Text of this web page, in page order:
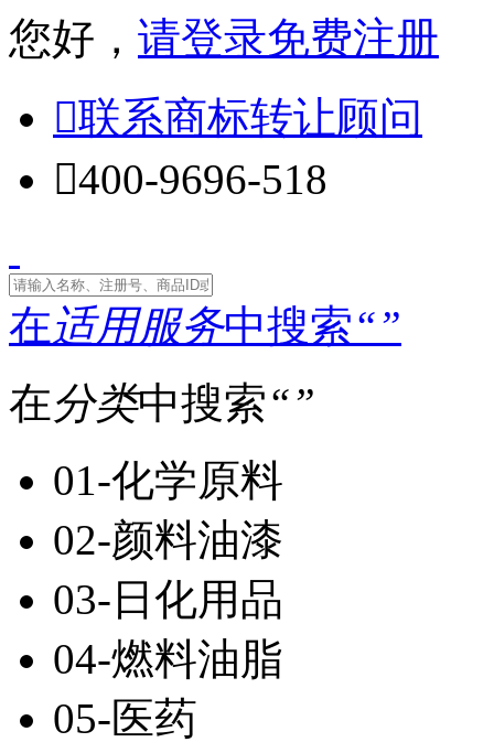
您好， 请登录免费注册
联系商标转让顾问
400-9696-518
在适用服务中搜索“”
在分类中搜索“”
01-化学原料
02-颜料油漆
03-日化用品
04-燃料油脂
05-医药